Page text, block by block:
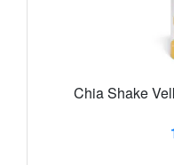
Chia Shake